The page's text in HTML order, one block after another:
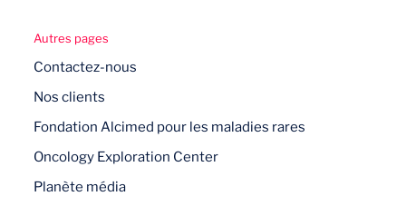
Autres pages
Contactez-nous
Nos clients
Fondation Alcimed pour les maladies rares
Oncology Exploration Center
Planète média